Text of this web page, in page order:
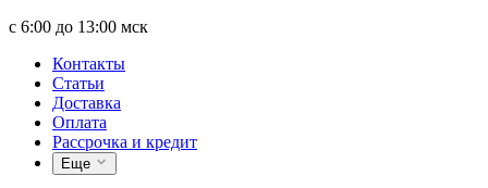
c 6:00 до 13:00 мск
Контакты
Статьи
Доставка
Оплата
Рассрочка и кредит
Еще